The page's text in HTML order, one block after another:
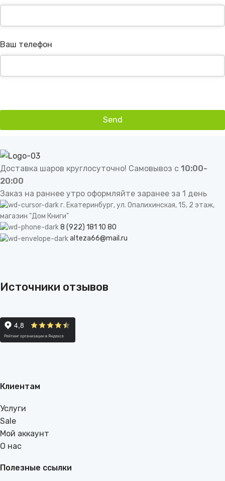
Ваш телефон
Send
This
should
be
left
blank
Доставка шаров круглосуточно! Самовывоз с 10:00-
20:00
Заказ на раннее утро оформляйте заранее за 1 день
г. Екатеринбург, ул. Опалихинская, 15, 2 этаж,
магазин "Дом Книги"
8 (922) 181 10 80
alteza66@mail.ru
Источники отзывов
Клиентам
Услуги
Sale
Мой аккаунт
О нас
Полезные ссылки